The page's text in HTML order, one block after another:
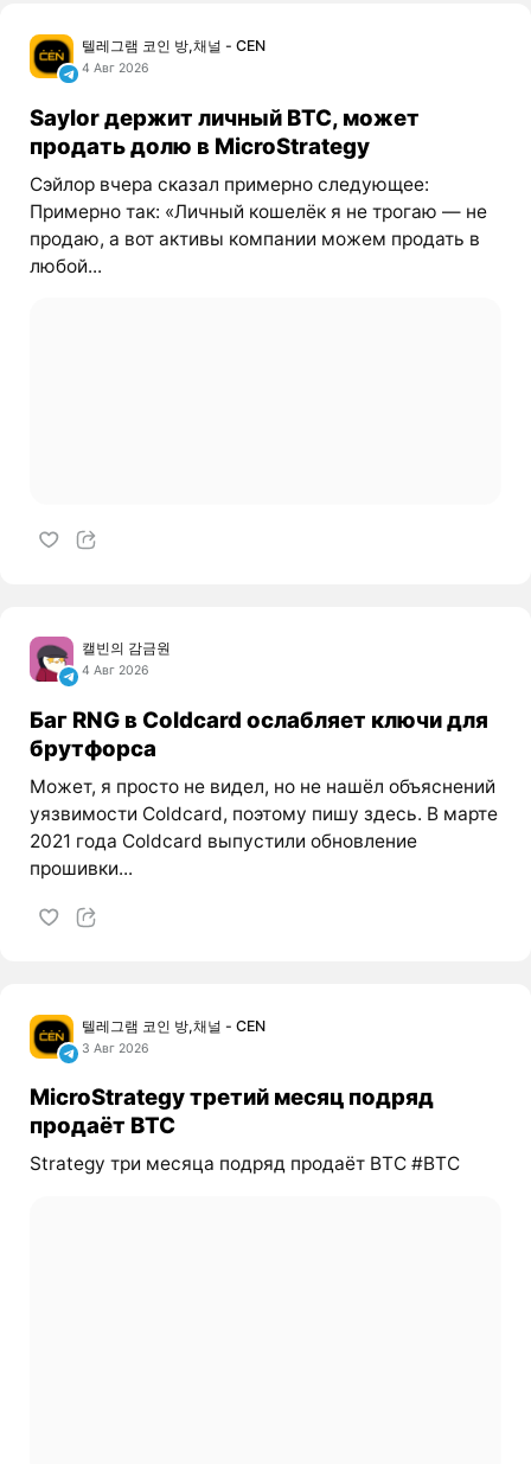
텔레그램 코인 방,채널 - CEN
4 Авг 2026
Saylor держит личный BTC, может
продать долю в MicroStrategy
Сэйлор вчера сказал примерно следующее:
Примерно так: «Личный кошелёк я не трогаю — не
продаю, а вот активы компании можем продать в
любой...
캘빈의 감금원
4 Авг 2026
Баг RNG в Coldcard ослабляет ключи для
брутфорса
Может, я просто не видел, но не нашёл объяснений
уязвимости Coldcard, поэтому пишу здесь. В марте
2021 года Coldcard выпустили обновление
прошивки...
텔레그램 코인 방,채널 - CEN
3 Авг 2026
MicroStrategy третий месяц подряд
продаёт BTC
Strategy три месяца подряд продаёт BTC #BTC